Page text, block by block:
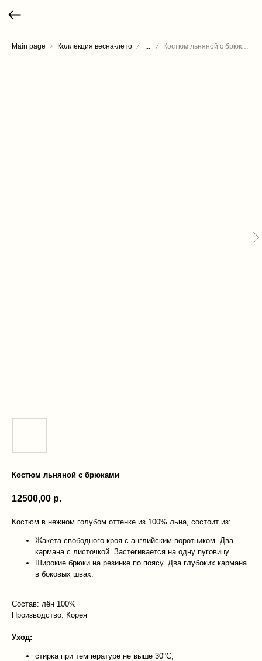
Main page Коллекция весна-лето
Костюм льняной с брюками
12500,00 р.
Костюм в нежном голубом оттенке из 100% льна, состоит из:
Жакета свободного кроя с английским воротником. Два
кармана с листочкой. Застегивается на одну пуговицу.
Широкие брюки на резинке по поясу. Два глубоких кармана
в боковых швах.
Состав: лён 100%
Производство: Корея
Уход:
стирка при температуре не выше 30°C;